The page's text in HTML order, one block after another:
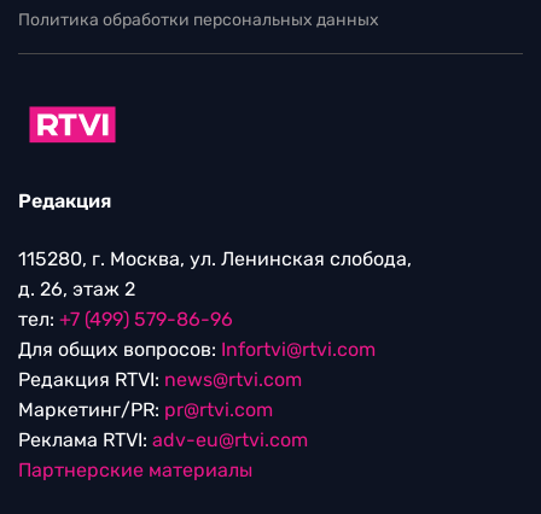
Политика обработки персональных данных
Редакция
115280, г. Москва, ул. Ленинская слобода,
д. 26, этаж 2
тел: +7 (499) 579-86-96
Для общих вопросов: Infortvi@rtvi.com
Редакция RTVI: news@rtvi.com
Маркетинг/PR: pr@rtvi.com
Реклама RTVI: adv-eu@rtvi.com
Партнерские материалы